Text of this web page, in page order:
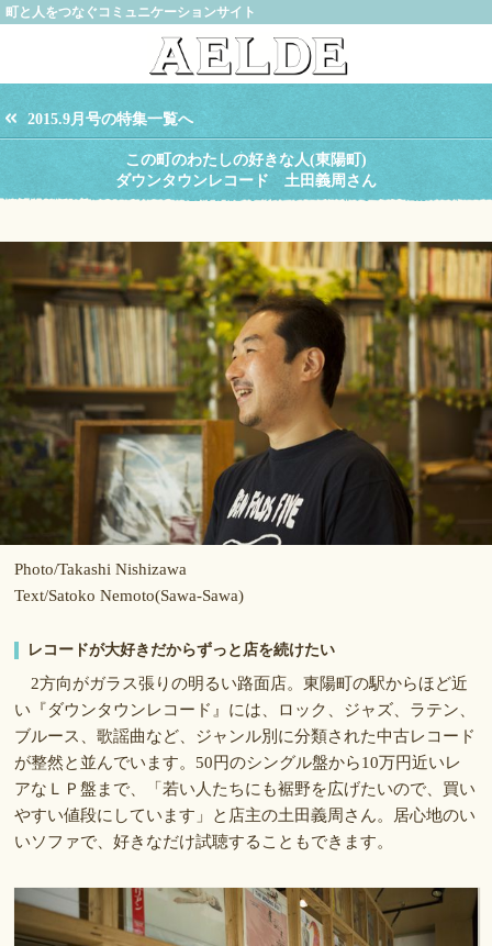
町と人をつなぐコミュニケーションサイト
2015.9月号の特集一覧へ
この町のわたしの好きな人(東陽町)
ダウンタウンレコード 土田義周さん
Photo/Takashi Nishizawa
Text/Satoko Nemoto(Sawa-Sawa)
レコードが大好きだからずっと店を続けたい
2方向がガラス張りの明るい路面店。東陽町の駅からほど近
い『ダウンタウンレコード』には、ロック、ジャズ、ラテン、
ブルース、歌謡曲など、ジャンル別に分類された中古レコード
が整然と並んでいます。50円のシングル盤から10万円近いレ
アなＬＰ盤まで、「若い人たちにも裾野を広げたいので、買い
やすい値段にしています」と店主の土田義周さん。居心地のい
いソファで、好きなだけ試聴することもできます。